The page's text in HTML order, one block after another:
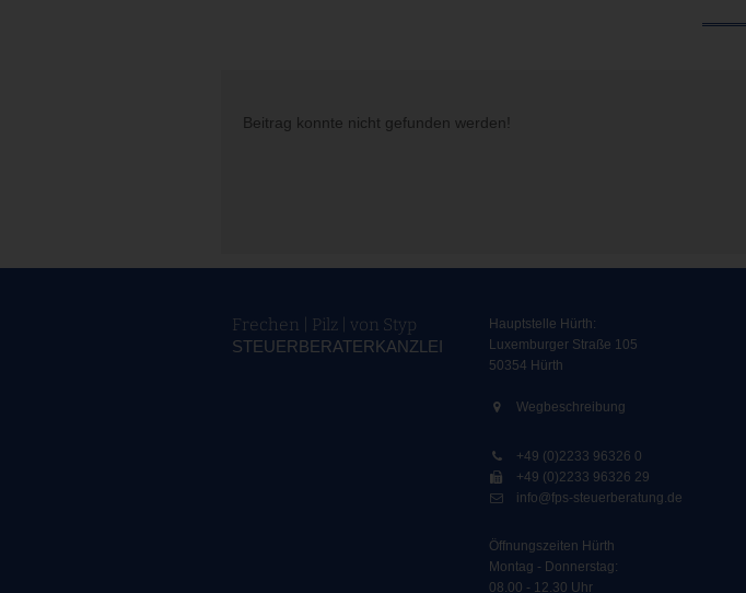
Beitrag konnte nicht gefunden werden!
Frechen | Pilz | von Styp
STEUERBERATERKANZLEI
Hauptstelle Hürth:
Luxemburger Straße 105
50354 Hürth
Wegbeschreibung
+49 (0)2233 96326 0
+49 (0)2233 96326 29
info@fps-steuerberatung.de
Öffnungszeiten Hürth
Montag - Donnerstag:
08.00 - 12.30 Uhr